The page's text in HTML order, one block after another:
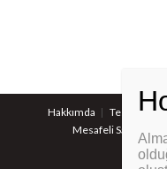
PCI-DSS
Hakkımda Teslimat
Mesafeli Satış